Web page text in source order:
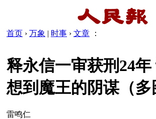
首页 › 万象 | 时事 › 文章 ：
释永信一审获刑24
想到魔王的阴谋（多
雷鸣仁